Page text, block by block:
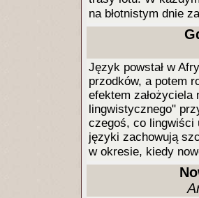
na błotnistym dnie
Język powstał w
przodków, a potem
efektem
lingwistycznego"
czegoś, co lingwiści
języki zachowują
w okresie, kiedy